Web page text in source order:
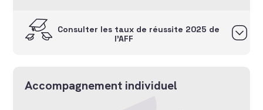
Consulter les taux de réussite 2025 de
l’AFF
Accompagnement individuel